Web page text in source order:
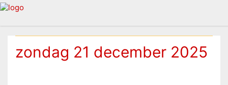
zondag 21 december 2025